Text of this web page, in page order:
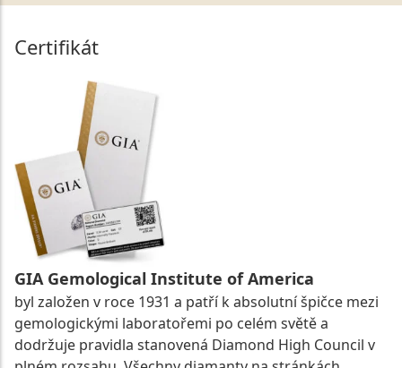
Certifikát
GIA Gemological Institute of America
byl založen v roce 1931 a patří k absolutní špičce mezi
gemologickými laboratořemi po celém světě a
dodržuje pravidla stanovená Diamond High Council v